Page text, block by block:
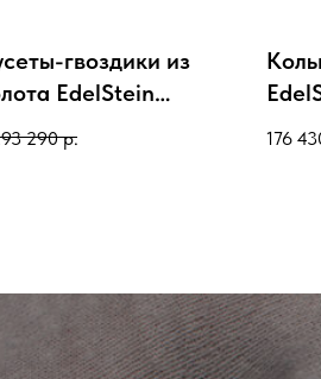
гвоздики из
EdelStein
бриллиантами
290 р. 176